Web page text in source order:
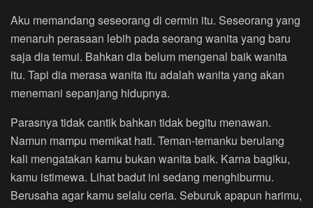
Aku memandang seseorang di cermin itu. Seseorang yang
menaruh perasaan lebih pada seorang wanita yang baru
saja dia temui. Bahkan dia belum mengenal baik wanita
itu. Tapi dia merasa wanita itu adalah wanita yang akan
menemani sepanjang hidupnya.
Parasnya tidak cantik bahkan tidak begitu menawan.
Namun mampu memikat hati. Teman-temanku berulang
kali mengatakan kamu bukan wanita baik. Karna bagiku,
kamu istimewa. Lihat badut ini sedang menghiburmu.
Berusaha agar kamu selalu ceria. Seburuk apapun harimu,